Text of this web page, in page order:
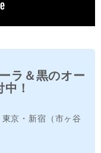
ラ＆黒のオー
！
京・新宿（市ヶ谷